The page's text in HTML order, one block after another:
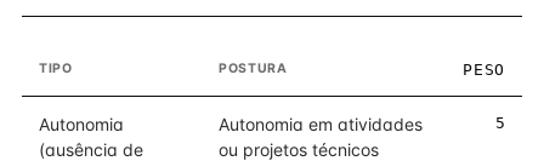
TIPO POSTURA PESO
Autonomia
(ausência de
Autonomia em atividades
ou projetos técnicos
5